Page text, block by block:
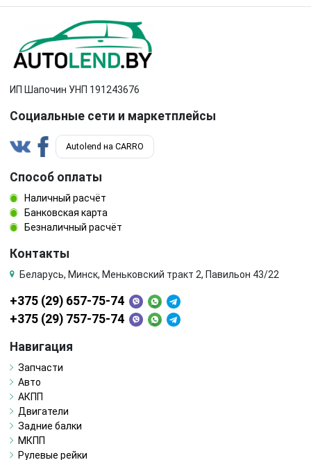
ИП Шапочин УНП 191243676
Социальные сети и маркетплейсы
Autolend на CARRO
Способ оплаты
Наличный расчёт
Банковская карта
Безналичный расчёт
Контакты
Беларусь, Минск, Меньковский тракт 2, Павильон 43/22
+375 (29) 657-75-74
+375 (29) 757-75-74
Навигация
Запчасти
Авто
АКПП
Двигатели
Задние балки
МКПП
Рулевые рейки